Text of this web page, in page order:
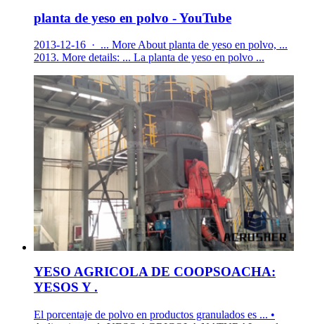
planta de yeso en polvo - YouTube
2013-12-16 · ... More About planta de yeso en polvo, ...
2013. More details: ... La planta de yeso en polvo ...
YESO AGRICOLA DE COOPSOACHA:
YESOS Y .
El porcentaje de polvo en productos granulados es ... •